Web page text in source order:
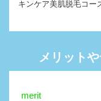
キンケア美肌脱毛コー
メリット
merit